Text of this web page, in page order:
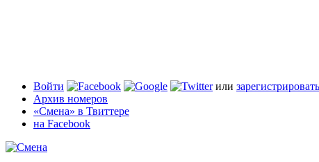
Войти или
Архив номеров
«Смена» в Твиттере
на Facebook